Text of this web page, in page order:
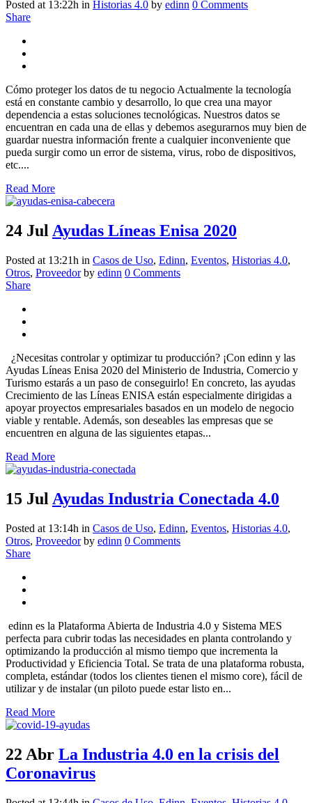
Posted at 13:22h in Historias 4.0 by edinn 0 Comments
Share
Cómo proteger los datos de tu negocio Actualmente la tecnología
está en constante cambio y desarrollo, lo que crea una mayor
dependencia a estas soluciones tecnológicas. Nuestros datos se
encuentran en cada una de ellas y debemos asegurarnos muy bien de
guardar nuestra información frente a cualquier inconveniente que
pueda surgir como un error de sistema, virus, robo de dispositivos,
etc....
Read More
24 JulAyudas Líneas Enisa 2020
Posted at 13:21h in Casos de Uso, Edinn, Eventos, Historias 4.0,
Otros, Proveedor by edinn 0 Comments
Share
¿Necesitas controlar y optimizar tu producción? ¡Con edinn y las
Ayudas Líneas Enisa 2020 del Ministerio de Industria, Comercio y
Turismo estarás a un paso de conseguirlo! En concreto, las ayudas
Crecimiento de las Líneas ENISA están especialmente dirigidas a
apoyar proyectos empresariales basados en un modelo de negocio
viable y rentable. Además, son deseables las empresas que se
encuentren en alguna de las siguientes etapas...
Read More
15 Jul Ayudas Industria Conectada 4.0
Posted at 13:14h in Casos de Uso, Edinn, Eventos, Historias 4.0,
Otros, Proveedor by edinn 0 Comments
Share
edinn es la Plataforma Abierta de Industria 4.0 y Sistema MES
perfecta para cubrir todas las necesidades en planta controlando y
optimizando la producción al mismo tiempo que incrementa la
Productividad y Eficiencia Total. Se trata de una plataforma robusta,
completa, estándar (todos los clientes tienen el mismo core), fácil de
utilizar y de instalar (un piloto puede estar listo en...
Read More
22 Abr La Industria 4.0 en la crisis del
Coronavirus